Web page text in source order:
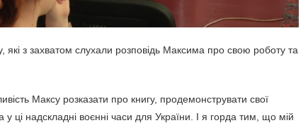
з захватом слухали розповідь Максима про свою роботу та
Максу розказати про книгу, продемонструвати свої
ці надскладні воєнні часи для України. І я горда тим, що мій